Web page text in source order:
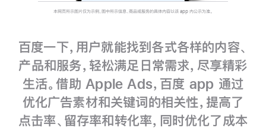
本网页所示图片仅为示例，图中所示信息、商品或服务的具体内容以该 app 内公示为准。
百度一下，用户就能找到各式各样的内容、
产品和服务，轻松满足日常需求，尽享精彩
生活。借助 Apple Ads，百度 app 通过
优化广告素材和关键词的相关性，提高了
点击率、留存率和转化率，同时优化了成本